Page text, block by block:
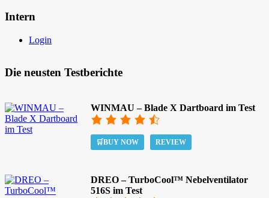
Intern
Login
Die neusten Testberichte
WINMAU – Blade X Dartboard im Test
🛒BUY NOW REVIEW
DREO – TurboCool™ Nebelventilator
516S im Test